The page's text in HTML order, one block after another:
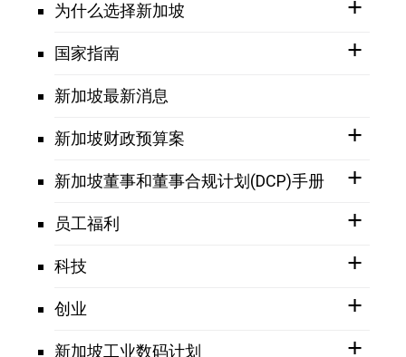
为什么选择新加坡
国家指南
新加坡最新消息
新加坡财政预算案
新加坡董事和董事合规计划(DCP)手册
员工福利
科技
创业
新加坡工业数码计划